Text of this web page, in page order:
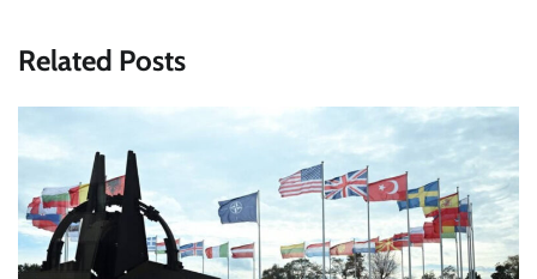
Related Posts